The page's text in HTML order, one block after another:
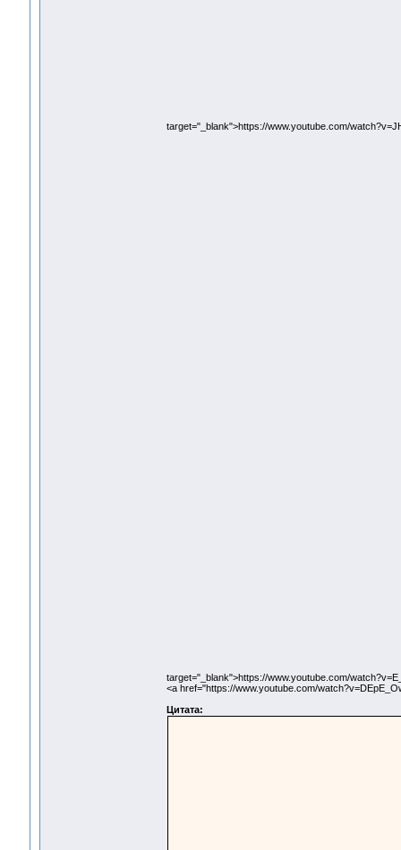
target="_blank">https://www.youtube.com/
target="_blank">https://www.youtube.com/
<a href="https://www.youtube.com/
Цитата: